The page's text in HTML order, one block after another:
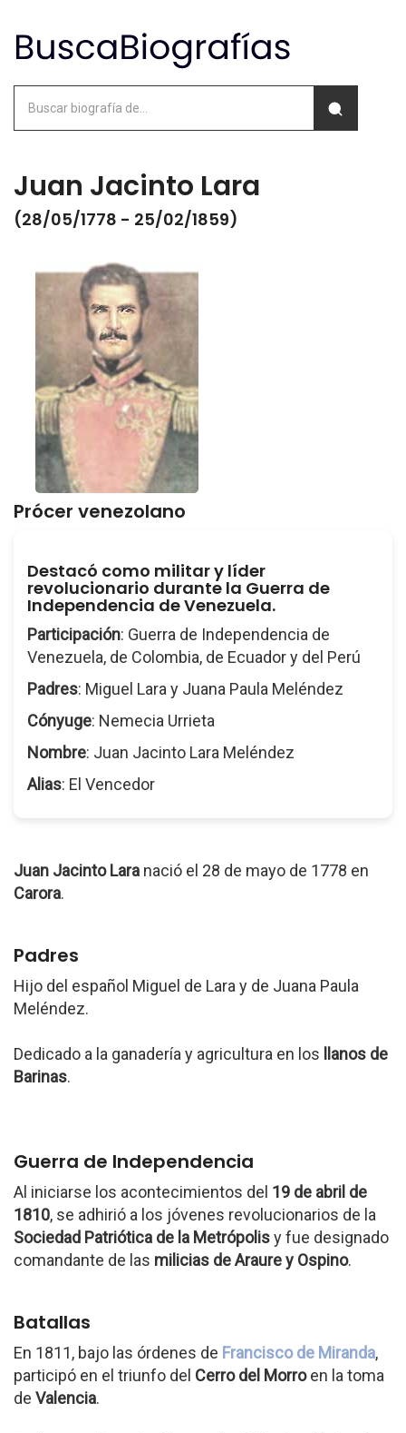
Juan Jacinto Lara
(28/05/1778 - 25/02/1859)
Prócer venezolano
Destacó como militar y líder
revolucionario durante la Guerra de
Independencia de Venezuela.
Participación: Guerra de Independencia de
Venezuela, de Colombia, de Ecuador y del Perú
Padres: Miguel Lara y Juana Paula Meléndez
Cónyuge: Nemecia Urrieta
Nombre: Juan Jacinto Lara Meléndez
Alias: El Vencedor
Juan Jacinto Lara nació el 28 de mayo de 1778 en
Carora.
Padres
Hijo del español Miguel de Lara y de Juana Paula
Meléndez.
Dedicado a la ganadería y agricultura en los
llanos de
Barinas.
Guerra de Independencia
Al iniciarse los acontecimientos del 19 de abril de
1810, se adhirió a los jóvenes revolucionarios de la
Sociedad Patriótica de la Metrópolisy fue designado
comandante de las milicias de Araure y Ospino.
Batallas
En 1811, bajo las órdenes de Francisco de Miranda,
participó en el triunfo del Cerro del Morroen la toma
de Valencia.